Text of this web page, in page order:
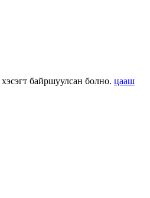
байршуулсан болно. цааш